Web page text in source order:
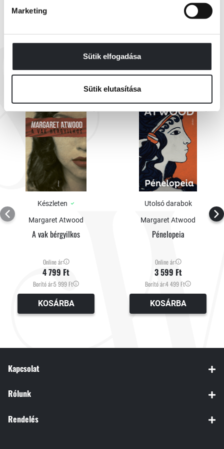
Marketing
Sütik elfogadása
Sütik elutasítása
EZEK IS ÉRDEKELHETNEK
Készleten
Margaret Atwood
A vak bérgyilkos
Online ár:
4 799 Ft
Borító ár:5 999 Ft
KOSÁRBA
Utolsó darabok
Margaret Atwood
Pénelopeia
Online ár:
3 599 Ft
Borító ár:4 499 Ft
KOSÁRBA
Kapcsolat
Rólunk
Rendelés